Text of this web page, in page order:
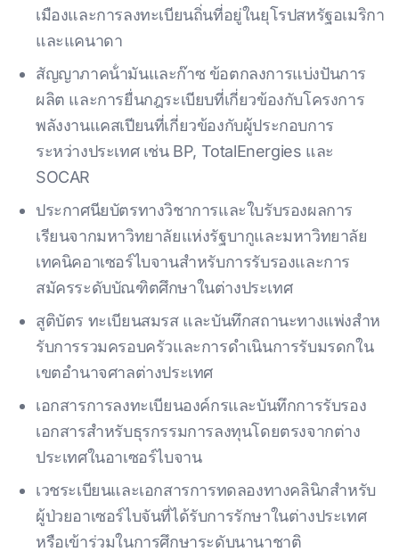
เมืองและการลงทะเบียนถิ่นที่อยู่ในยุโรปสหรัฐอเมริกา
และแคนาดา
สัญญาภาคน้ํามันและก๊าซ ข้อตกลงการแบ่งปันการ
ผลิต และการยื่นกฎระเบียบที่เกี่ยวข้องกับโครงการ
พลังงานแคสเปียนที่เกี่ยวข้องกับผู้ประกอบการ
ระหว่างประเทศ เช่น BP, TotalEnergies และ
SOCAR
ประกาศนียบัตรทางวิชาการและใบรับรองผลการ
เรียนจากมหาวิทยาลัยแห่งรัฐบากูและมหาวิทยาลัย
เทคนิคอาเซอร์ไบจานสําหรับการรับรองและการ
สมัครระดับบัณฑิตศึกษาในต่างประเทศ
สูติบัตร ทะเบียนสมรส และบันทึกสถานะทางแพ่งสําห
รับการรวมครอบครัวและการดําเนินการรับมรดกใน
เขตอํานาจศาลต่างประเทศ
เอกสารการลงทะเบียนองค์กรและบันทึกการรับรอง
เอกสารสําหรับธุรกรรมการลงทุนโดยตรงจากต่าง
ประเทศในอาเซอร์ไบจาน
เวชระเบียนและเอกสารการทดลองทางคลินิกสําหรับ
ผู้ป่วยอาเซอร์ไบจันที่ได้รับการรักษาในต่างประเทศ
หรือเข้าร่วมในการศึกษาระดับนานาชาติ